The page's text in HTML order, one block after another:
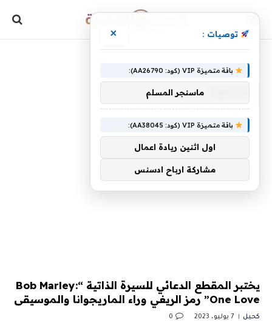
يختبر المقطع الدعائي للسيرة الذاتية “Bob Marley:
One Love” رمز الريغي وراء الماريجوانا والموسيقى
كحيل 7 يوليو، 2023 0
توصيات : ×
باقة متميزة VIP (كود: AA26790):
ماسنجر المسلم
باقة متميزة VIP (كود: AA38045):
اول اثنين ريادة اعمال
مشاركة ارباح ادسنس